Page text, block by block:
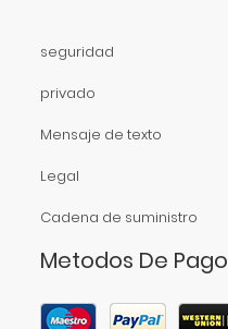
seguridad
privado
Mensaje de texto
Legal
Cadena de suministro
Metodos De Pago